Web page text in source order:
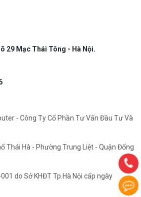
29 Mạc Thái Tông - Hà Nội.
- Công Ty Cổ Phần Tư Vấn Đầu Tư Và
Thái Hà - Phường Trung Liệt - Quận Đống
do Sở KHĐT Tp.Hà Nội cấp ngày